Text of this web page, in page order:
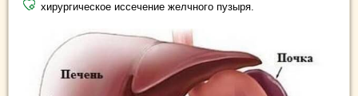
хирургическое иссечение желчного пузыря.